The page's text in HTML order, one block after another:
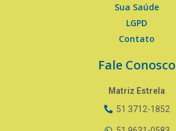
Sua Saúde
LGPD
Contato
Fale Conosco
Matriz Estrela
51 3712-1852